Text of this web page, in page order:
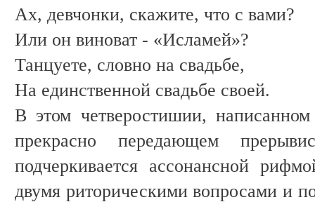
Ах, девчонки, скажите, что с вами?
Или он виноват - «Исламей»?
Танцуете, словно на свадьбе,
На единственной свадьбе своей.
В этом четверостишии,
прекрасно передающем
подчеркивается ассонансной
двумя риторическими вопросами и